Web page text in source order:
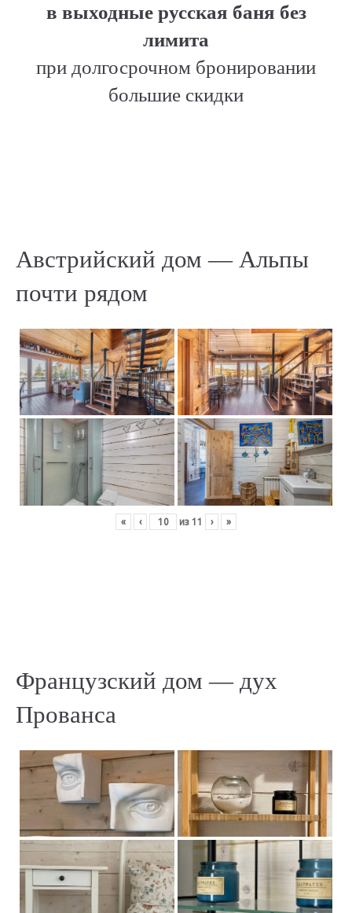
в выходные русская баня без
лимита
при долгосрочном бронировании
большие скидки
Австрийский дом — Альпы
почти рядом
« ‹ из 11 › »
Французский дом — дух
Прованса